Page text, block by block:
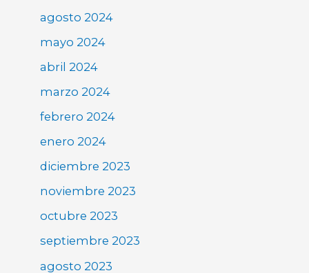
agosto 2024
mayo 2024
abril 2024
marzo 2024
febrero 2024
enero 2024
diciembre 2023
noviembre 2023
octubre 2023
septiembre 2023
agosto 2023